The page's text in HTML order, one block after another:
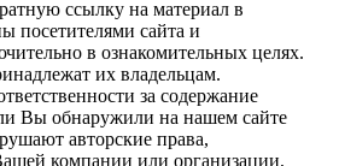
ссылку на материал в
посетителями сайта и
в ознакомительных целях.
их владельцам.
за содержание
Вы обнаружили на нашем сайте
авторские права,
компании или организации,